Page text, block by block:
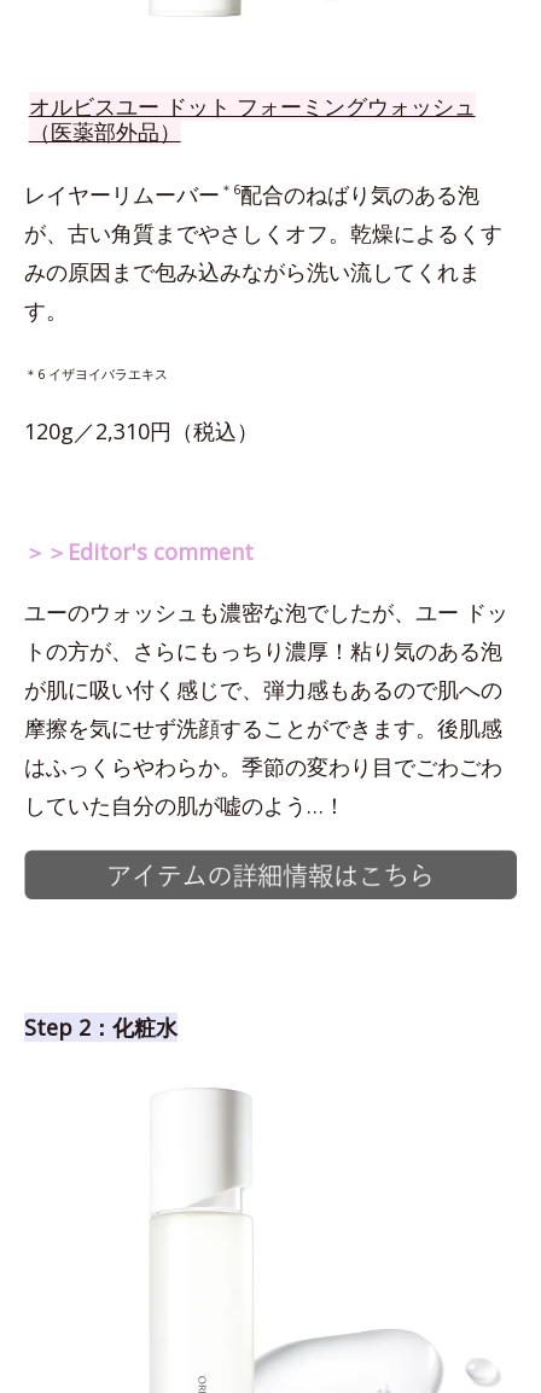
オルビスユー ドット フォーミングウォッシュ
（医薬部外品）
レイヤーリムーバー ＊6配合のねばり気のある泡
が、古い角質までやさしくオフ。乾燥によるくす
みの原因まで包み込みながら洗い流してくれま
す。
＊6 イザヨイバラエキス
120g／2,310円（税込）
＞＞Editor's comment
ユーのウォッシュも濃密な泡でしたが、ユー ドッ
トの方が、さらにもっちり濃厚！粘り気のある泡
が肌に吸い付く感じで、弾力感もあるので肌への
摩擦を気にせず洗顔することができます。後肌感
はふっくらやわらか。季節の変わり目でごわごわ
していた自分の肌が嘘のよう…！
Step 2：化粧水